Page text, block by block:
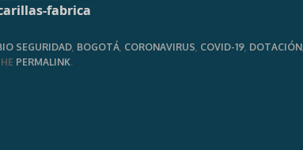
fabrica
SEGURIDAD BOGOTÁ CORONAVIRUS COVID-19 DOTACIÓN
PERMALINK.